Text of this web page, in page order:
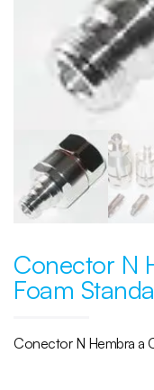
Conector N
Foam
Conector N Hembra a